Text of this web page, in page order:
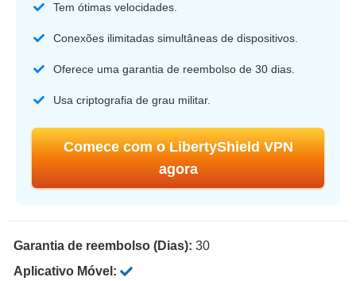
Tem ótimas velocidades.
Conexões ilimitadas simultâneas de dispositivos.
Oferece uma garantia de reembolso de 30 dias.
Usa criptografia de grau militar.
Comece com o LibertyShield VPN
agora
Garantia de reembolso (Dias): 30
Aplicativo Móvel: